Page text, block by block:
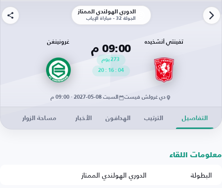
الدوري الهولندي الممتاز
الجولة 32 - مباراة الإياب
تفينتي أنشخيده
09:00 م
273يوم
04
:
16
:
20
غرونينغن
دي غرولش فيست السبت 08-05-2027 · 09:00 م
التفاصيل الترتيب الهدافون الأخبار مساحة الزوار
معلومات اللقاء
البطولة
الدوري الهولندي الممتاز